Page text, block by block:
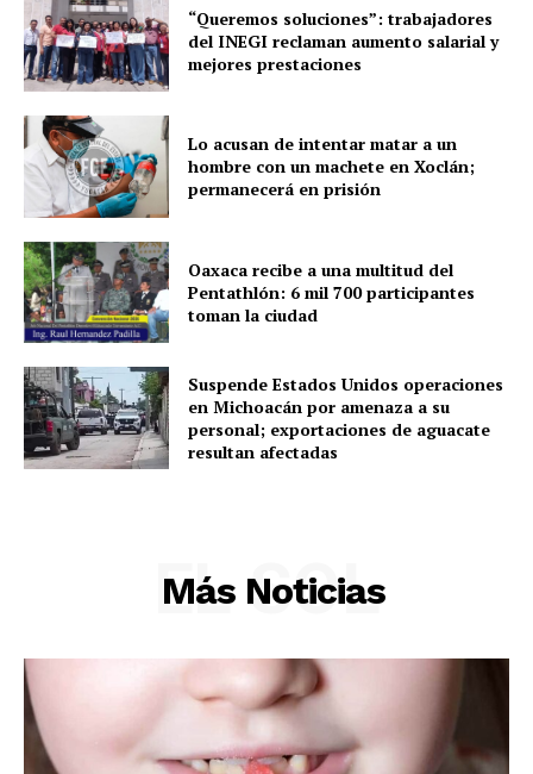
SUBSCRIBE NOW
Menú
Yucatán
Sociedad y Negocios
Policíacas
Deportes
Política
Municipios
“Queremos soluciones”: trabajadores
del INEGI reclaman aumento salarial y
mejores prestaciones
Lo acusan de intentar matar a un
hombre con un machete en Xoclán;
permanecerá en prisión
Oaxaca recibe a una multitud del
Pentathlón: 6 mil 700 participantes
toman la ciudad
Suspende Estados Unidos operaciones
en Michoacán por amenaza a su
personal; exportaciones de aguacate
resultan afectadas
Más Noticias
EL SOL